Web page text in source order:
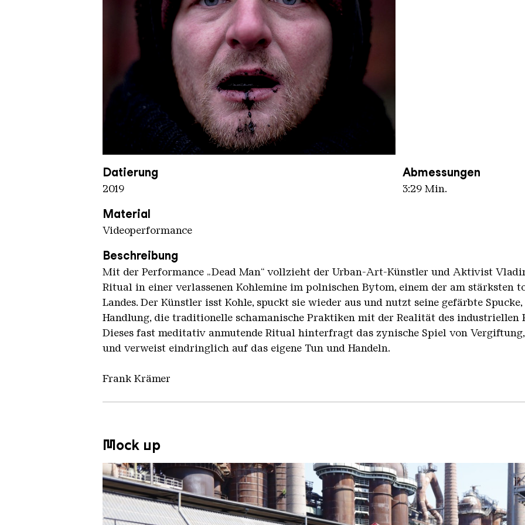
Vladimir Turner Dead Man
Copyright: Vladimir Turner
Datierung
2019
Abmessungen
3:29 Min.
Material
Videoperformance
Beschreibung
Mit der Performance „Dead Man“ vollzieht der Urban-Art-Künstler und Aktivist
Ritual in einer verlassenen Kohlemine im polnischen Bytom, einem der am stärksten
Landes. Der Künstler isst Kohle, spuckt sie wieder aus und nutzt seine gefärbte
Handlung, die traditionelle schamanische Praktiken mit der Realität des industriellen
Dieses fast meditativ anmutende Ritual hinterfragt das zynische Spiel von
und verweist eindringlich auf das eigene Tun und Handeln.
Frank Krämer
Mock up